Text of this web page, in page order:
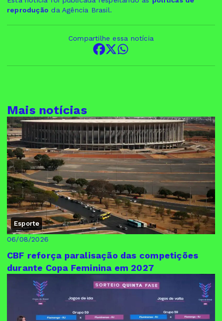
reprodução da Agência Brasil.
Compartilhe essa notícia
Mais notícias
Esporte
06/08/2026
CBF reforça paralisação das competições
durante Copa Feminina em 2027